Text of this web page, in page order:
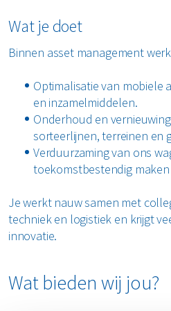
Wat je doet
Binnen asset management
Optimalisatie van mobiele
en inzamelmiddelen.
Onderhoud en
sorteerlijnen, terreinen en
Verduurzaming van ons
toekomstbestendig
Je werkt nauw samen met
techniek en logistiek en krijgt
innovatie.
Wat bieden wij jou?